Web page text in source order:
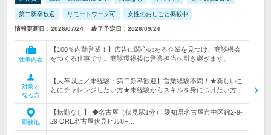
第二新卒歓迎 リモートワーク可 女性のおしごと掲載中
情報更新日：2026/07/24 終了予定日：2026/09/24
仕事内容
【100％内勤営業！】広告に関心のある企業を見つけ、商談機会
をつくる仕事です。商談獲得後は営業担当へ引き継ぎます。
対象と
なる方
【大卒以上／未経験・第二新卒歓迎】営業経験不問！★新しいこ
とにチャレンジしたい方★未経験からスキルを身につけたい方
勤務地
【転勤なし】 ◆名古屋（伏見駅1分） 愛知県名古屋市中区錦2-9-
29 ORE名古屋伏見ビル8F…